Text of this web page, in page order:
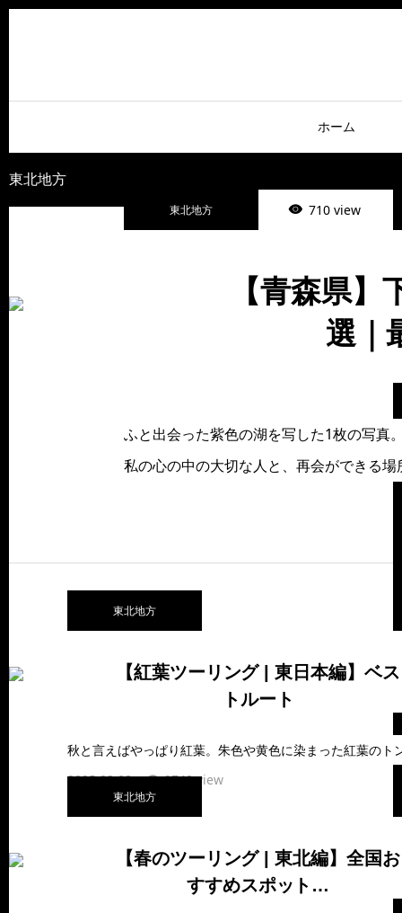
ホーム
東北地方
東北地方
710 view
【青森県
選｜
ふと出会った紫色の湖を写した1枚の写
私の心の中の大切な人と、再会ができる
東北地方
【紅葉ツーリング | 東日本編】ベス
トルート
2025.02.08 2740 view
東北地方
【春のツーリング | 東北編】全国お
すすめスポット…